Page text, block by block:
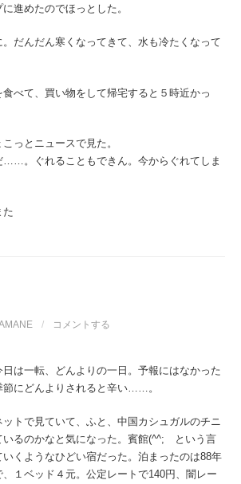
進めたのでほっとした。
だんだん寒くなってきて、水も冷たくなって
べて、買い物をして帰宅すると５時近かっ
っとニュースで見た。
……。ぐれることもできん。今からぐれてしま
た
/ コメントする
は一転、どんよりの一日。予報にはなかった
節にどんよりされると辛い……。
トで見ていて、ふと、中国カシュガルのチニ
いるのかなと気になった。賓館(^^; という言
くようなひどい宿だった。泊まったのは88年
、１ベッド４元。公定レートで140円、闇レー